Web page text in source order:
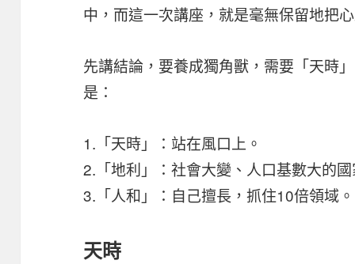
中，而這一次講座，就是毫無保留地把
先講結論，要養成獨角獸，需要「天時
是：
1.「天時」：站在風口上。
2.「地利」：社會大變、人口基數大的
3.「人和」：自己擅長，抓住10倍領域。
天時